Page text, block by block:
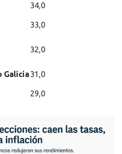
34,0
33,0
32,0
Galicia31,0
29,0